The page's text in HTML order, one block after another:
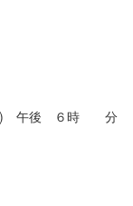
) 午後 ６時 分